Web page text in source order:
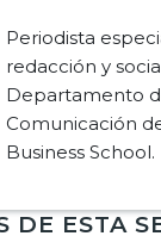
Periodista
redacción y
Departamento
Comunicación
Business School.
DE ESTA